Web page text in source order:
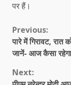
पर हैं।
Continue
Reading
Previous:
पारे में गिरावट, रात
जानें- आज कैसा
Next: